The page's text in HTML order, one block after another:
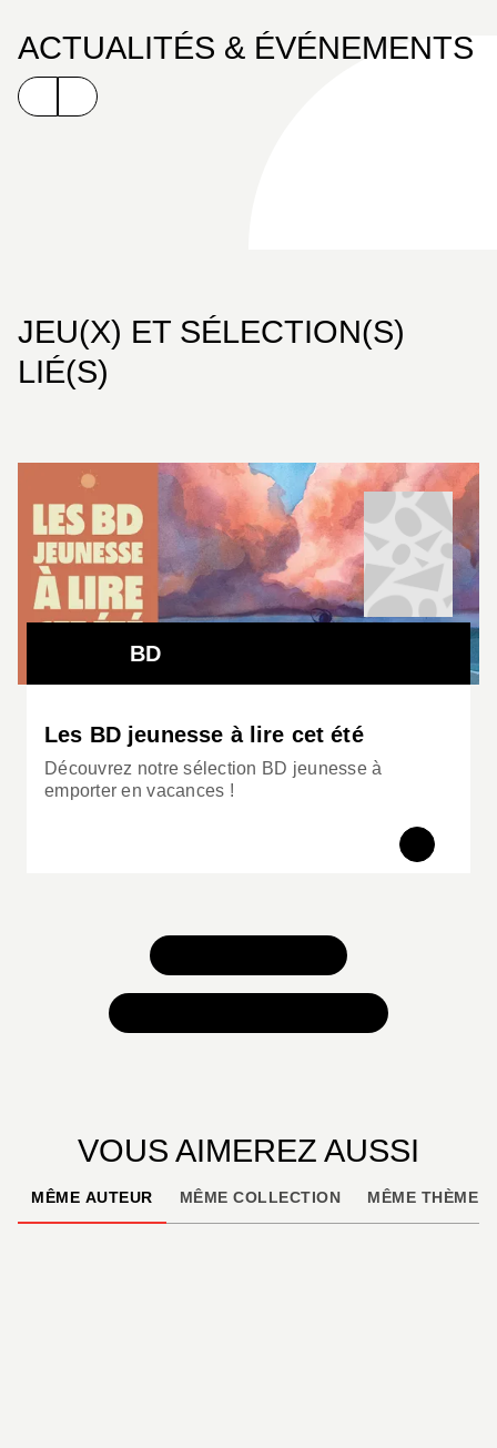
ACTUALITÉS & ÉVÉNEMENTS
JEU(X) ET SÉLECTION(S)
LIÉ(S)
BD
Les BD jeunesse à lire cet été
Découvrez notre sélection BD jeunesse à
emporter en vacances !
VOUS AIMEREZ AUSSI
MÊME AUTEUR MÊME COLLECTION MÊME THÈME